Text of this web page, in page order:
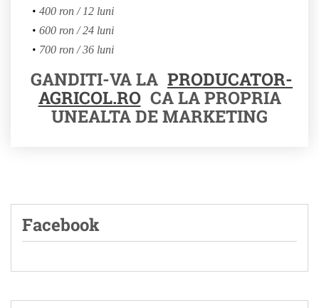
400 ron / 12 luni
600 ron / 24 luni
700 ron / 36 luni
GANDITI-VA LA PRODUCATOR-
AGRICOL.RO CA LA PROPRIA
UNEALTA DE MARKETING
Facebook